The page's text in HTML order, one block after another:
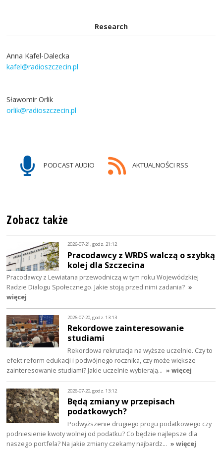
Research
Anna Kafel-Dalecka
kafel@radioszczecin.pl
Sławomir Orlik
orlik@radioszczecin.pl
PODCAST AUDIO AKTUALNOŚCI RSS
Zobacz także
2026-07-21, godz. 21:12
Pracodawcy z WRDS walczą o szybką
kolej dla Szczecina
Pracodawcy z Lewiatana przewodniczą w tym roku Wojewódzkiej
Radzie Dialogu Społecznego. Jakie stoją przed nimi zadania? »
więcej
2026-07-20, godz. 13:13
Rekordowe zainteresowanie
studiami
Rekordowa rekrutacja na wyższe uczelnie. Czy to
efekt reform edukacji i podwójnego rocznika, czy może większe
zainteresowanie studiami? Jakie uczelnie wybierają… » więcej
2026-07-20, godz. 13:12
Będą zmiany w przepisach
podatkowych?
Podwyższenie drugiego progu podatkowego czy
podniesienie kwoty wolnej od podatku? Co będzie najlepsze dla
naszego portfela? Na jakie zmiany czekamy najbardz… » więcej